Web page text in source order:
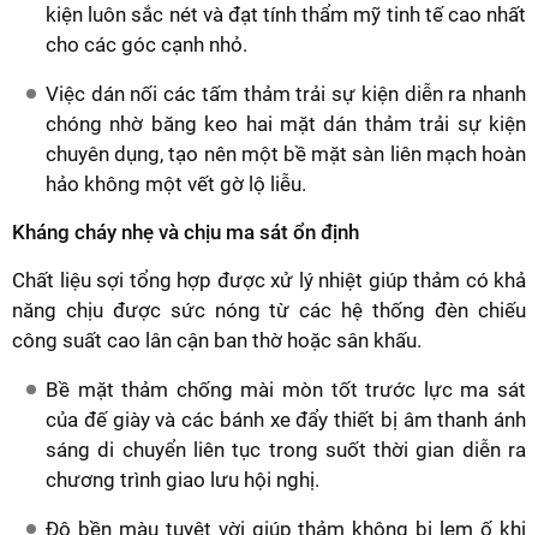
kiện luôn sắc nét và đạt tính thẩm mỹ tinh tế cao nhất
cho các góc cạnh nhỏ.
Việc dán nối các tấm thảm trải sự kiện diễn ra nhanh
chóng nhờ băng keo hai mặt dán thảm trải sự kiện
chuyên dụng, tạo nên một bề mặt sàn liên mạch hoàn
hảo không một vết gờ lộ liễu.
Kháng cháy nhẹ và chịu ma sát ổn định
Chất liệu sợi tổng hợp được xử lý nhiệt giúp thảm có khả
năng chịu được sức nóng từ các hệ thống đèn chiếu
công suất cao lân cận ban thờ hoặc sân khấu.
Bề mặt thảm chống mài mòn tốt trước lực ma sát
của đế giày và các bánh xe đẩy thiết bị âm thanh ánh
sáng di chuyển liên tục trong suốt thời gian diễn ra
chương trình giao lưu hội nghị.
Độ bền màu tuyệt vời giúp thảm không bị lem ố khi